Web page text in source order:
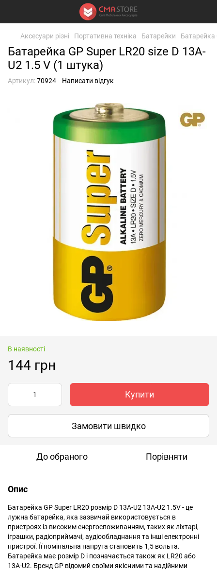
Аксесуари різні Портативна техніка Батарейки Батарейка
Батарейка GP Super LR20 size D 13A-
U2 1.5 V (1 штука)
Артикул:70924 Написати відгук
В наявності
144 грн
Купити
Замовити швидко
До обраного Порівняти
Опис
Батарейка GP Super LR20 розмір D 13A-U2 13A-U2 1.5V - це
лужна батарейка, яка зазвичай використовується в
пристроях із високим енергоспоживанням, таких як ліхтарі,
іграшки, радіоприймачі, аудіообладнання та інші електронні
пристрої. Її номінальна напруга становить 1,5 вольта.
Батарейка має розмір D і позначається також як LR20 або
13A-U2. Бренд GP відомий своїми якісними та надійними